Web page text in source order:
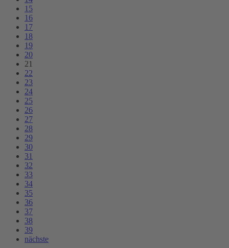
15
16
17
18
19
20
21
22
23
24
25
26
27
28
29
30
31
32
33
34
35
36
37
38
39
nächste